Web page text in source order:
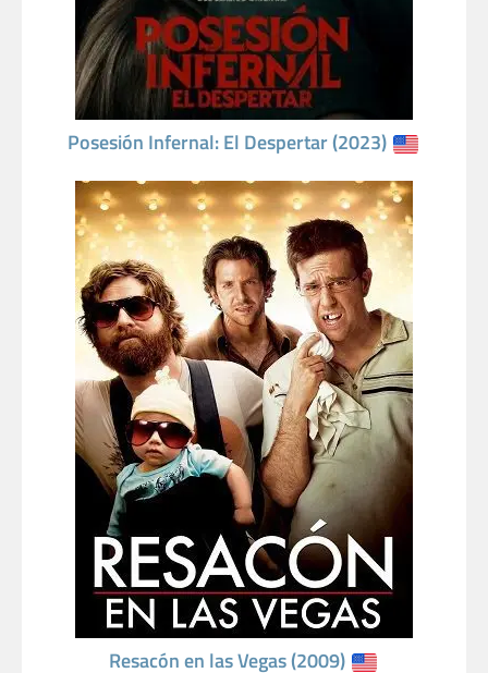
Posesión Infernal: El Despertar (2023)
Resacón en las Vegas (2009)